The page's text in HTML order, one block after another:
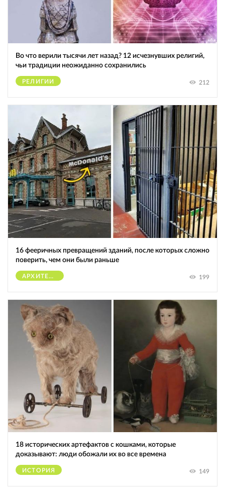
Во что верили тысячи лет назад? 12 исчезнувших религий,
чьи традиции неожиданно сохранились
РЕЛИГИИ 212
16 фееричных превращений зданий, после которых сложно
поверить, чем они были раньше
АРХИТЕКТУРА 199
18 исторических артефактов с кошками, которые
доказывают: люди обожали их во все времена
ИСТОРИЯ 149